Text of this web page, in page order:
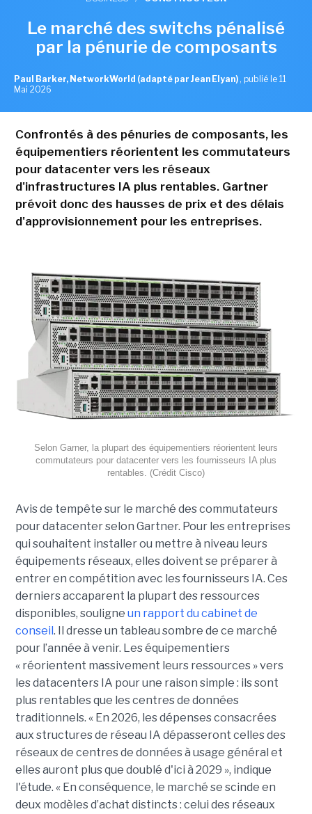
Le marché des switchs pénalisé
par la pénurie de composants
Paul Barker, NetworkWorld (adapté par Jean Elyan) , publié le 11
Mai 2026
Confrontés à des pénuries de composants, les
équipementiers réorientent les commutateurs
pour datacenter vers les réseaux
d'infrastructures IA plus rentables. Gartner
prévoit donc des hausses de prix et des délais
d'approvisionnement pour les entreprises.
Selon Garner, la plupart des équipementiers réorientent leurs
commutateurs pour datacenter vers les fournisseurs IA plus
rentables. (Crédit Cisco)
Avis de tempête sur le marché des commutateurs
pour datacenter selon Gartner. Pour les entreprises
qui souhaitent installer ou mettre à niveau leurs
équipements réseaux, elles doivent se préparer à
entrer en compétition avec les fournisseurs IA. Ces
derniers accaparent la plupart des ressources
disponibles, souligne un rapport du cabinet de
conseil. Il dresse un tableau sombre de ce marché
pour l’année à venir. Les équipementiers
« réorientent massivement leurs ressources » vers
les datacenters IA pour une raison simple : ils sont
plus rentables que les centres de données
traditionnels. « En 2026, les dépenses consacrées
aux structures de réseau IA dépasseront celles des
réseaux de centres de données à usage général et
elles auront plus que doublé d'ici à 2029 », indique
l'étude. « En conséquence, le marché se scinde en
deux modèles d’achat distincts : celui des réseaux